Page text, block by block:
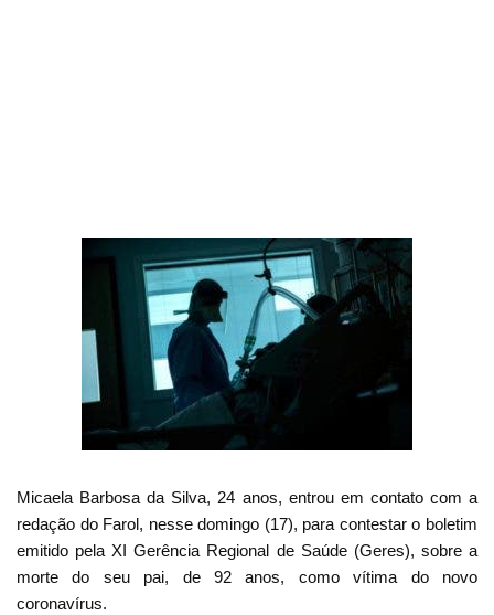
Micaela Barbosa da Silva, 24 anos, entrou em contato com a
redação do Farol, nesse domingo (17), para contestar o boletim
emitido pela XI Gerência Regional de Saúde (Geres), sobre a
morte do seu pai, de 92 anos, como vítima do novo
coronavírus.